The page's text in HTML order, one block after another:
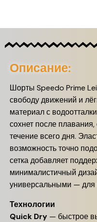
Описание:
Шорты Speedo Prime
свободу движений и
материал с
сохнет после
течение всего дня.
возможность точно
сетка добавляет
минималистичный
универсальными — для
Технологии
Quick Dry — быстрое